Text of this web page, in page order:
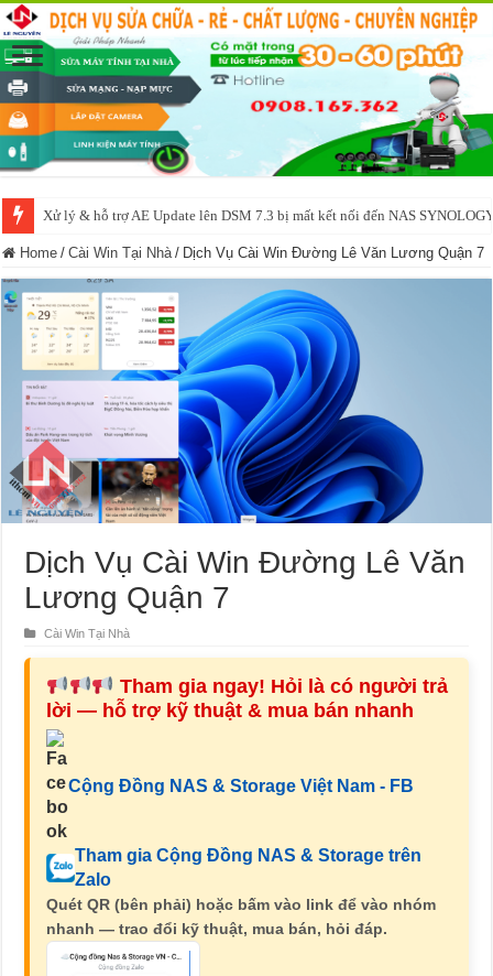
Xử lý & hỗ trợ AE Update lên DSM 7.3 bị mất kết nối đến NAS
NAS IO DATA N3160 2BAY 4BAY – chạy SYNOLOGY, OMV, CASA
Home / Cài Win Tại Nhà / Dịch Vụ Cài Win Đường Lê Văn Lương Quận 7
Dịch Vụ Cài Win Đường Lê Văn
Lương Quận 7
Cài Win Tại Nhà
Tham gia ngay! Hỏi là có người trả
lời — hỗ trợ kỹ thuật & mua bán nhanh
Cộng Đồng NAS & Storage Việt Nam - FB
Tham gia Cộng Đồng NAS & Storage trên
Zalo
Quét QR (bên phải) hoặc bấm vào link để vào nhóm
nhanh — trao đổi kỹ thuật, mua bán, hỏi đáp.